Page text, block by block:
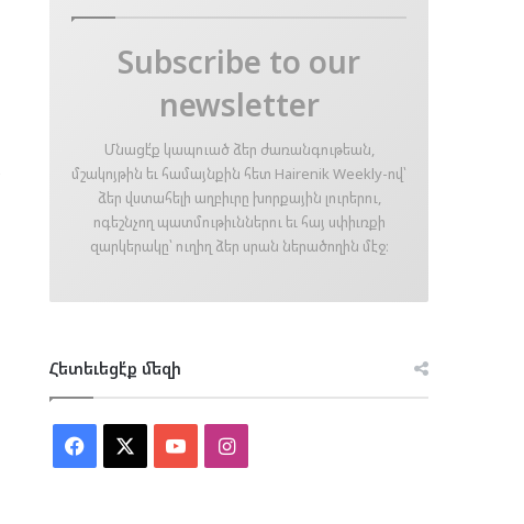
Subscribe to our
newsletter
Մնացէ՛ք կապուած ձեր ժառանգութեան,
մշակոյթին եւ համայնքին հետ Hairenik Weekly-ով՝
ձեր վստահելի աղբիւրը խորքային լուրերու,
ոգեշնչող պատմութիւններու եւ հայ սփիւռքի
զարկերակը՝ ուղիղ ձեր սրան ներածողին մէջ։
Հետեւեցէ՛ք մեզի
Facebook YouTubeInstagram